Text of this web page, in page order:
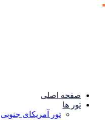
صفحه اصلی
تور ها
تور آمریکای جنوبی